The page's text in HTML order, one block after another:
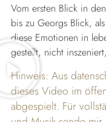
Vom ersten Blick in
bis zu Georgs Blick,
diese Emotionen in
gestellt, nicht
Hinweis: Aus
dieses Video im
abgespielt. Für